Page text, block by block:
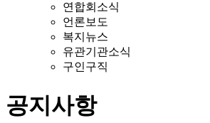
연합회소식
언론보도
복지뉴스
유관기관소식
구인구직
공지사항